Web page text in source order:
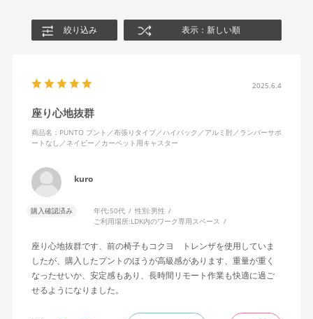
絞り込み 表示：新しい順
2025.6.4
座り心地抜群
商品名：PUNTO プント／布張りタイプ／ハイバック／アルミ肘／ランバーサポ
ートなし／ネイビー／カーペット用キャスター
kuro
購入確認済み 年代:50代 性別:男性
ご利用場所:LDK内のワーク専用スペース
座り心地抜群です、前の椅子もコクヨ トレンザを使用していま
したが、購入したプントのほうが高級感があります、重量が重く
なったせいか、安定感もあり、長時間リモート作業も快適に過ご
せるようになりました。